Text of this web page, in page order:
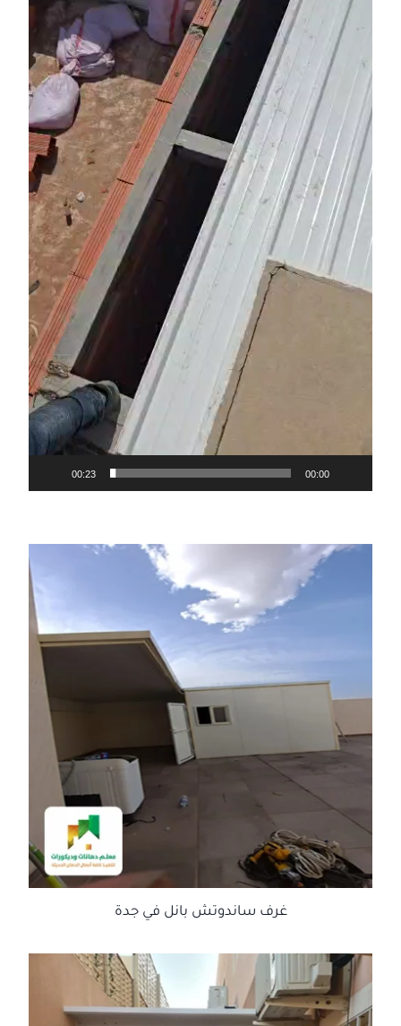
00:00
00:23
غرف ساندوتش بانل في جدة